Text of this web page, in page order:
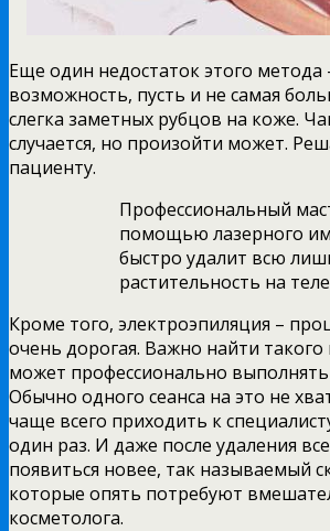
Еще один недостаток этого метода
возможность, пусть и не самая
слегка заметных рубцов на коже.
случается, но произойти может.
пациенту.
Профессиональный
помощью лазерного
быстро удалит всю
растительность на
Кроме того, электроэпиляция –
очень дорогая. Важно найти
может профессионально
Обычно одного сеанса на это не
чаще всего приходить к
один раз. И даже после удаления
появиться новее, так называемый
которые опять потребуют
косметолога.